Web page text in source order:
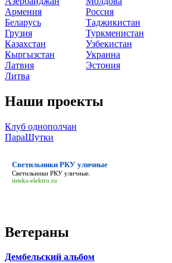
Армения
Беларусь
Грузия
Казахстан
Кыргызстан
Латвия
Литва
Россия
Таджикистан
Туркменистан
Узбекистан
Украина
Эстония
Наши проекты
Клуб однополчан
ПараШутки
Светильники РКУ уличные
Светильники РКУ уличные.
inteks-elektro.ru
Ветераны
Дембельский альбом